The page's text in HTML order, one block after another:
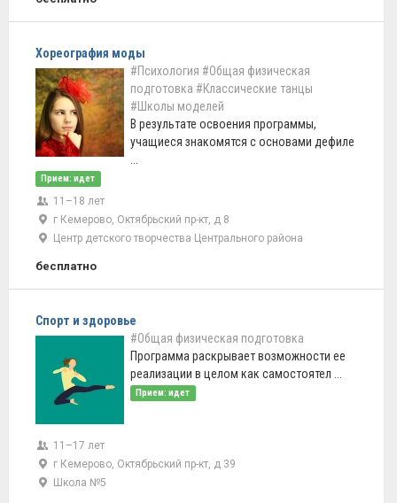
Хореография моды
#Психология #Общая физическая
подготовка #Классические танцы
#Школы моделей
В результате освоения программы,
учащиеся знакомятся с основами дефиле
Прием: идет
11–18 лет
г Кемерово, Октябрьский пр-кт, д 8
Центр детского творчества Центрального района
бесплатно
Спорт и здоровье
#Общая физическая подготовка
Программа раскрывает возможности ее
реализации в целом как самостоятел ...
Прием: идет
11–17 лет
г Кемерово, Октябрьский пр-кт, д 39
Школа №5